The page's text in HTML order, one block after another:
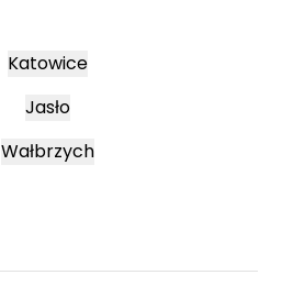
Katowice
Jasło
Wałbrzych